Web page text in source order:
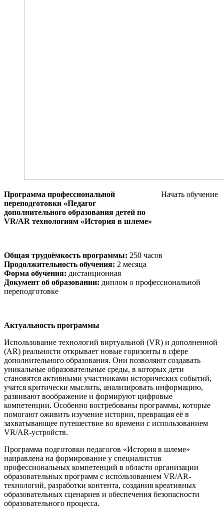
Начать обучение
Программа профессиональной
переподготовки «Педагог
дополнительного образования детей по
VR/AR технологиям «История в шлеме»
Общая трудоёмкость программы: 250 часов
Продолжительность обучения: 2 месяца
Форма обучения: дистанционная
Документ об образовании: диплом о профессиональной
переподготовке
Актуальность программы
Использование технологий виртуальной (VR) и дополненной
(AR) реальности открывает новые горизонты в сфере
дополнительного образования. Они позволяют создавать
уникальные образовательные среды, в которых дети
становятся активными участниками исторических событий,
учатся критически мыслить, анализировать информацию,
развивают воображение и формируют цифровые
компетенции. Особенно востребованы программы, которые
помогают оживить изучение истории, превращая её в
захватывающее путешествие во времени с использованием
VR/AR-устройств.
Программа подготовки педагогов «История в шлеме»
направлена на формирование у специалистов
профессиональных компетенций в области организации
образовательных программ с использованием VR/AR-
технологий, разработки контента, создания креативных
образовательных сценариев и обеспечения безопасности
образовательного процесса.